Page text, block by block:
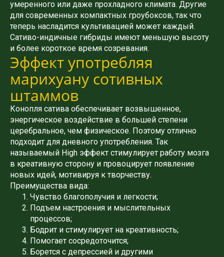
умеренного или даже прохладного климата. Другие
для современных компактных гроубоксов, так что
теперь насладится культивацией может каждый.
Сативо-индичные гибриды имеют меньшую высоту
и более короткое время созревания.
Эффект употребляя
марихуану сотивных
штаммов
Конопля сатива обеспечивает возвышенное,
энергическое воздействие в большей степени
церебральное, чем физическое. Поэтому отлично
подходит для дневного употребления. Так
называемый High эффект стимулирует работу мозга
в креативную сторону и провоцирует появление
новых идей, мотивируя к творчеству.
Преимущества вида:
Чувство благополучия и легкости;
Подъем настроения и мыслительных
процессов;
Бодрит и стимулирует на креативность;
Помогает сосредоточится;
Борется с депрессией и другими